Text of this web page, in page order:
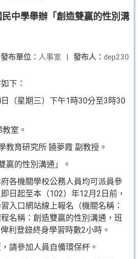
中學舉辦「創造雙贏的性別溝
發布人： dep230
發布單位： 人事室 |
下：
（星期三）下午1時30分至3時30
室。
教育研究所 饒夢霞 副教授。
贏的性別溝通」。
各機關學校公務人員均可派員參
日起至本（102）年12月2日前，
入口網站線上報名（機關名稱：
名稱：創造雙贏的性別溝通，班
利登錄終身學習時數2小時。
請參加人員自備環保杯。